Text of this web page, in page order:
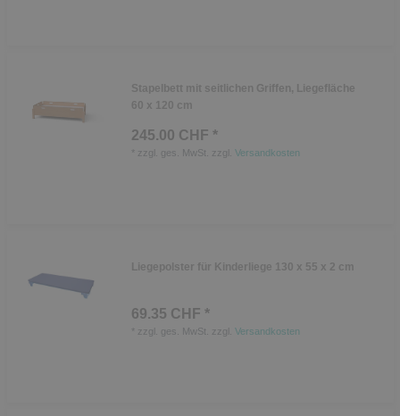
Stapelbett mit seitlichen Griffen, Liegefläche
60 x 120 cm
245.00 CHF *
zzgl. ges. MwSt. zzgl. Versandkosten
Liegepolster für Kinderliege 130 x 55 x 2 cm
69.35 CHF *
zzgl. ges. MwSt. zzgl. Versandkosten